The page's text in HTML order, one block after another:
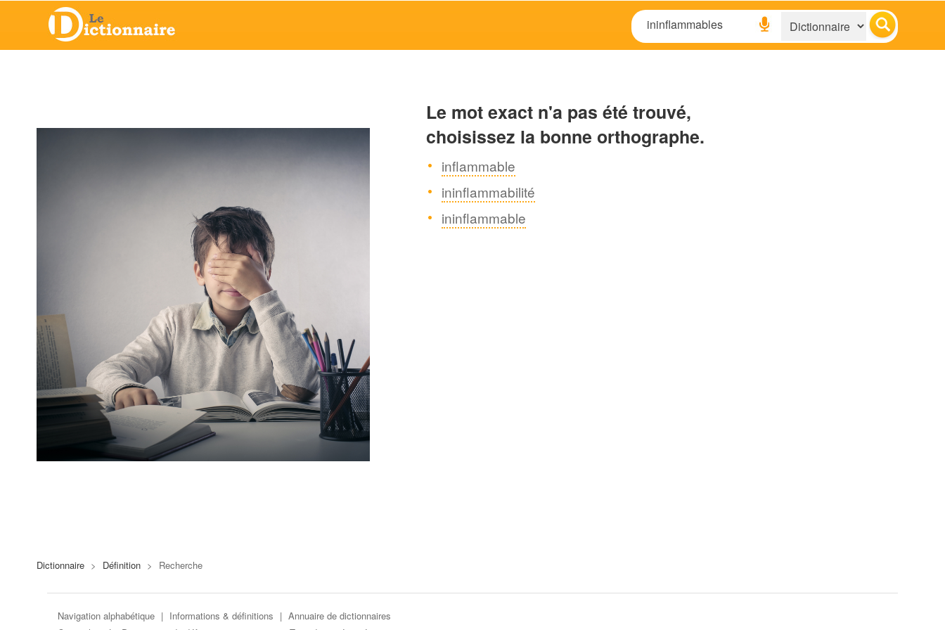
Le mot exact n'a pas été trouvé,
choisissez la bonne orthographe.
inflammable
ininflammabilité
ininflammable
Dictionnaire > Définition > Recherche
Navigation alphabétique | Informations & définitions | Annuaire de dictionnaires